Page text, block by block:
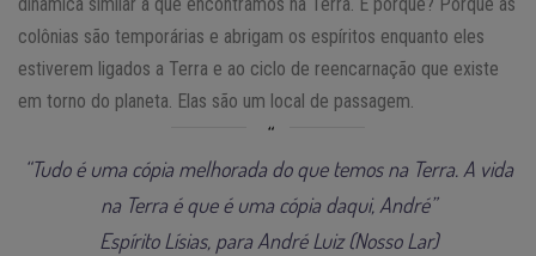
colônias são temporárias e abrigam os espíritos enquanto eles
estiverem ligados a Terra e ao ciclo de reencarnação que existe
em torno do planeta. Elas são um local de passagem.
“Tudo é uma cópia melhorada do que temos na Terra. A vida
na Terra é que é uma cópia daqui, André”
Espírito Lísias, para André Luiz (Nosso Lar)